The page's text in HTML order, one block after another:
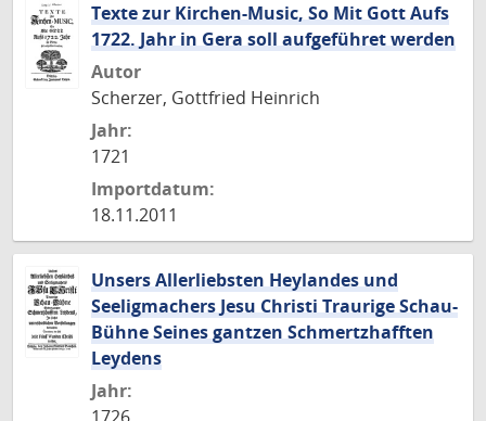
Texte zur Kirchen-Music, So Mit Gott Aufs
1722. Jahr in Gera soll aufgeführet werden
Autor
Scherzer, Gottfried Heinrich
Jahr:
1721
Importdatum:
18.11.2011
Unsers Allerliebsten Heylandes und
Seeligmachers Jesu Christi Traurige Schau-
Bühne Seines gantzen Schmertzhafften
Leydens
Jahr: